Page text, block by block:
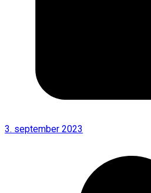
3. september 2023